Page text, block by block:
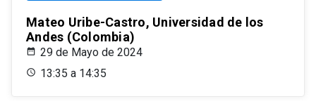
Mateo Uribe-Castro, Universidad de los
Andes (Colombia)
29 de Mayo de 2024
13:35 a 14:35